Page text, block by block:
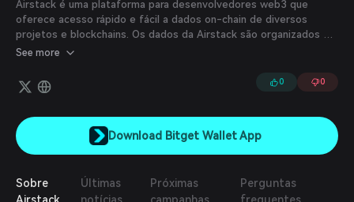
Português (Brasil)
Español (Argentina)
Airstack é uma plataforma para desenvolvedores web3 que
oferece acesso rápido e fácil a dados on-chain de diversos
projetos e blockchains. Os dados da Airstack são organizados de
forma única para permitir a composabilidade, combinando dados
consulta/resposta. Suas fontes de dados offchain incluem hubs
Farcaster, XMTP e metadados de tokens/NFTs.
See more
0 0
Download Bitget Wallet App
Sobre
Últimas
Próximas
Perguntas